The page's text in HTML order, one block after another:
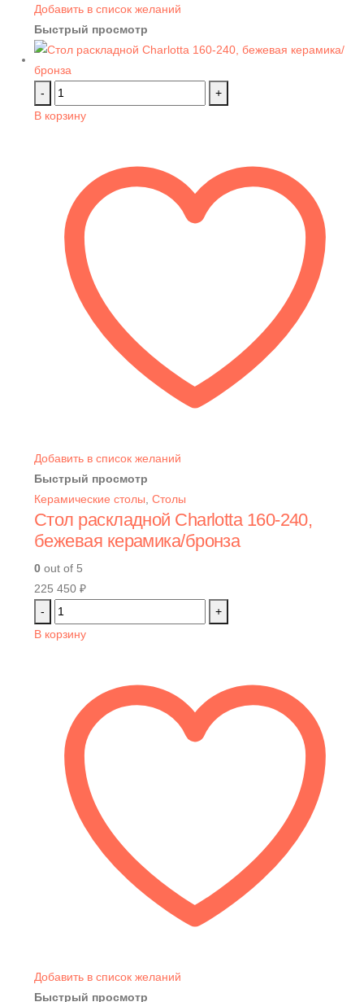
Добавить в список желаний
Быстрый просмотр
-
+
В корзину
Добавить в список желаний
Быстрый просмотр
Керамические столы Столы
Стол раскладной Charlotta 160-240,
бежевая керамика/бронза
0 out of 5
225 450 ₽
-
+
В корзину
Добавить в список желаний
Быстрый просмотр